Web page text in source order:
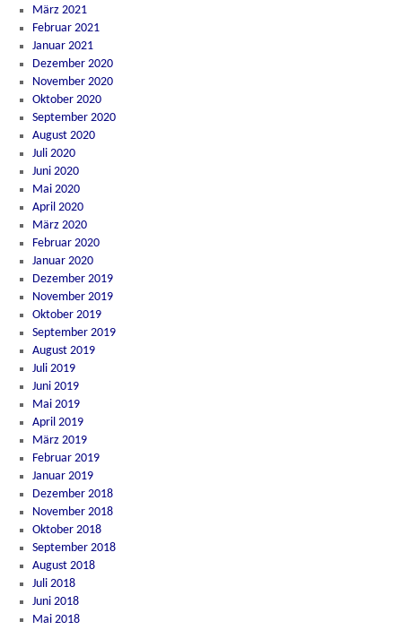
März 2021
Februar 2021
Januar 2021
Dezember 2020
November 2020
Oktober 2020
September 2020
August 2020
Juli 2020
Juni 2020
Mai 2020
April 2020
März 2020
Februar 2020
Januar 2020
Dezember 2019
November 2019
Oktober 2019
September 2019
August 2019
Juli 2019
Juni 2019
Mai 2019
April 2019
März 2019
Februar 2019
Januar 2019
Dezember 2018
November 2018
Oktober 2018
September 2018
August 2018
Juli 2018
Juni 2018
Mai 2018